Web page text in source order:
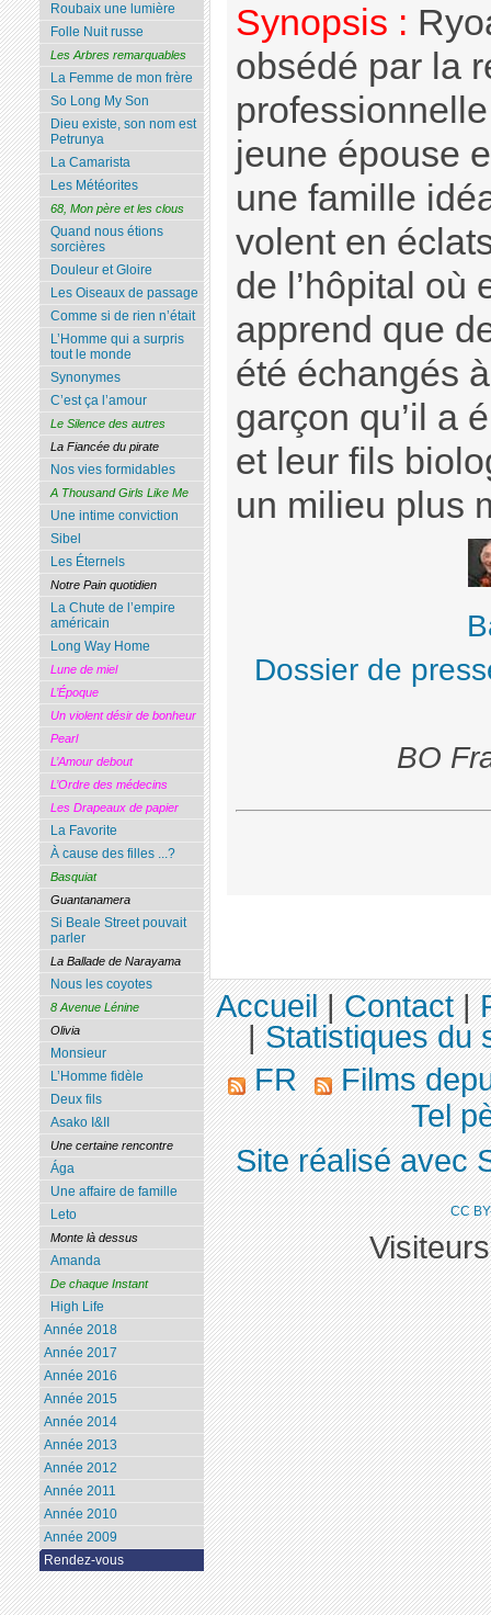
Synopsis :
obsédé par la
jeune épouse
une famille
volent en
de l’hôpital où
apprend que
été échangés
garçon qu’il a
et leur fils
un milieu plus
Dossier de
BO
Roubaix une lumière
Folle Nuit russe
Les Arbres remarquables
La Femme de mon frère
So Long My Son
Dieu existe, son nom est
Petrunya
La Camarista
Les Météorites
68, Mon père et les clous
Quand nous étions
sorcières
Douleur et Gloire
Les Oiseaux de passage
Comme si de rien n’était
L’Homme qui a surpris
tout le monde
Synonymes
C’est ça l’amour
Le Silence des autres
La Fiancée du pirate
Nos vies formidables
A Thousand Girls Like Me
Une intime conviction
Sibel
Les Éternels
Notre Pain quotidien
La Chute de l’empire
américain
Long Way Home
Lune de miel
L’Époque
Un violent désir de bonheur
Pearl
L’Amour debout
L’Ordre des médecins
Les Drapeaux de papier
La Favorite
À cause des filles ...?
Basquiat
Guantanamera
Si Beale Street pouvait
parler
La Ballade de Narayama
Nous les coyotes
8 Avenue Lénine
Olivia
Monsieur
L’Homme fidèle
Deux fils
Asako I&II
Une certaine rencontre
Ága
Une affaire de famille
Leto
Monte là dessus
Amanda
De chaque Instant
High Life
Année 2018
Année 2017
Année 2016
Année 2015
Année 2014
Année 2013
Année 2012
Année 2011
Année 2010
Année 2009
Rendez-vous
Accueil|Contact|
|Statistiques du
FR
Films
Tel
Site réalisé avec
CC